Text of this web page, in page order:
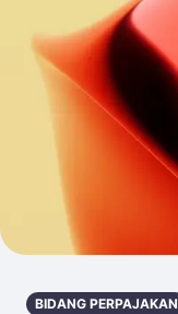
BIDANG PERPAJAKAN